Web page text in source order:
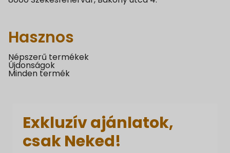
Hasznos
Népszerű termékek
Újdonságok
Minden termék
Exkluzív ajánlatok,
csak Neked!